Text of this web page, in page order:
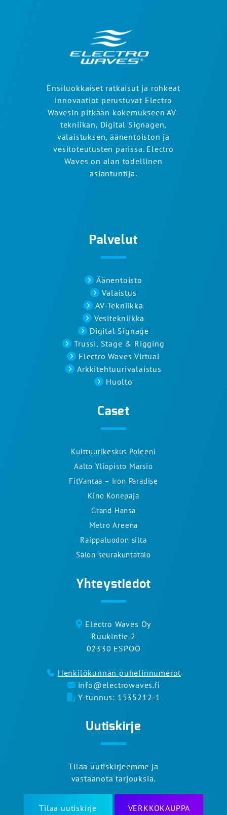
Ensiluokkaiset ratkaisut ja rohkeat
innovaatiot perustuvat Electro
Wavesin pitkään kokemukseen AV-
tekniikan, Digital Signagen,
valaistuksen, äänentoiston ja
vesitoteutusten parissa. Electro
Waves on alan todellinen
asiantuntija.
Palvelut
Äänentoisto
Valaistus
AV-Tekniikka
Vesitekniikka
Digital Signage
Trussi, Stage & Rigging
Electro Waves Virtual
Arkkitehtuurivalaistus
Huolto
Caset
Kulttuurikeskus Poleeni
Aalto Yliopisto Marsio
FitVantaa – Iron Paradise
Kino Konepaja
Grand Hansa
Metro Areena
Raippaluodon silta
Salon seurakuntatalo
Yhteystiedot
Electro Waves Oy
Ruukintie 2
02330 ESPOO
Henkilökunnan puhelinnumerot
info@electrowaves.fi
Y-tunnus: 1535212-1
Uutiskirje
Tilaa uutiskirjeemme ja
vastaanota tarjouksia.
Tilaa uutiskirje VERKKOKAUPPA